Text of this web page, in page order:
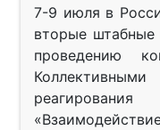
7-9 июля в
вторые штабные
проведению